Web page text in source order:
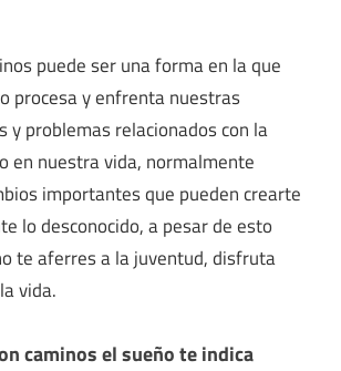
puede ser una forma en la que
procesa y enfrenta nuestras
y problemas relacionados con la
en nuestra vida, normalmente
importantes que pueden crearte
lo desconocido, a pesar de esto
te aferres a la juventud, disfruta
vida.
caminos el sueño te indica